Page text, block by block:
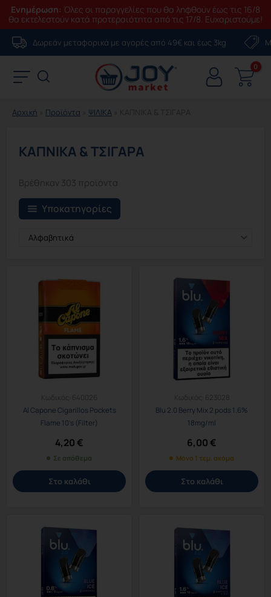
Ενημέρωση: Όλες οι παραγγελίες που θα ληφθούν έως τις 16/8
θα εκτελεστούν κατά προτεραιότητα από τις 17/8. Ευχαριστούμε!
Μετάβαση
στο
περιεχόμενο
Δωρεάν μεταφορικά με αγορές από 49€ και έως 3kg
Αρχική Προϊόντα ΨΙΛΙΚΑ
ΚΑΠΝΙΚΑ & ΤΣΙΓΑΡΑ
Υποκατηγορίες
Βρέθηκαν 303 προϊόντα
Κωδικός:
640026
Al Capone Cigarillos Pockets
Flame 10’s (Filter)
4,20€
Σε απόθεμα
Στο καλάθι
Κωδικός:
623028
Blu 2.0 Berry Mix 2 pods 1.6%
18mg/ml
6,00€
Μόνο 1 τεμ. ακόμα
Στο καλάθι